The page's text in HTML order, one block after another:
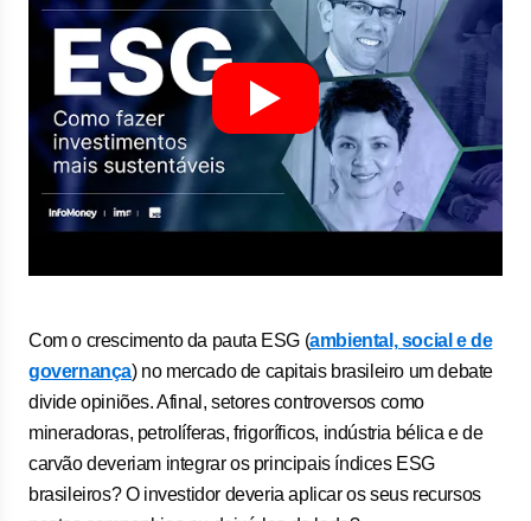
Com o crescimento da pauta ESG (ambiental, social e de
governança) no mercado de capitais brasileiro um debate
divide opiniões. Afinal, setores controversos como
mineradoras, petrolíferas, frigoríficos, indústria bélica e de
carvão deveriam integrar os principais índices ESG
brasileiros? O investidor deveria aplicar os seus recursos